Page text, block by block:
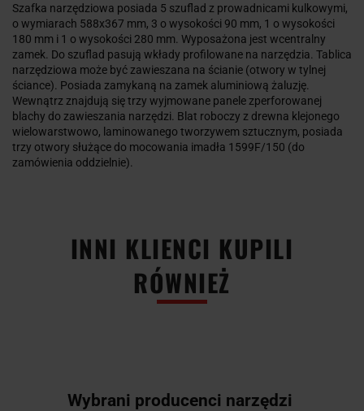
Szafka narzędziowa posiada 5 szuflad z prowadnicami kulkowymi,
o wymiarach 588x367 mm, 3 o wysokości 90 mm, 1 o wysokości
180 mm i 1 o wysokości 280 mm. Wyposażona jest wcentralny
zamek. Do szuflad pasują wkłady profilowane na narzędzia. Tablica
narzędziowa może być zawieszana na ścianie (otwory w tylnej
ściance). Posiada zamykaną na zamek aluminiową żaluzję.
Wewnątrz znajdują się trzy wyjmowane panele zperforowanej
blachy do zawieszania narzędzi. Blat roboczy z drewna klejonego
wielowarstwowo, laminowanego tworzywem sztucznym, posiada
trzy otwory służące do mocowania imadła 1599F/150 (do
zamówienia oddzielnie).
INNI KLIENCI KUPILI
RÓWNIEŻ
Wybrani producenci narzędzi